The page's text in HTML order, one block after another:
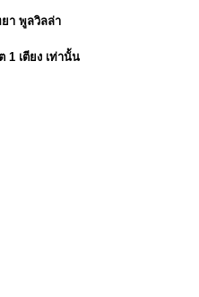
า พูลวิลล่า
1 เตียง เท่านั้น